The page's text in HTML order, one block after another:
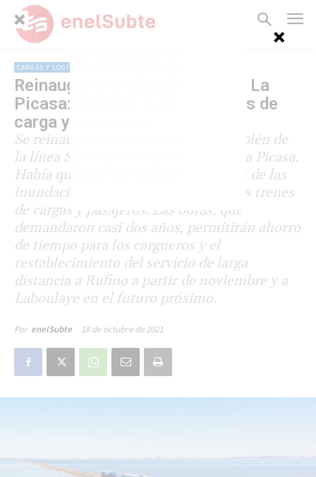
CARGAS Y LOGÍSTICA
Reinauguraron el pedraplén de La
Picasa: volverán a pasar trenes de
carga y pasajeros
Se reinauguró formalmente el pedraplén de
la línea San Martín sobre la laguna La Picasa.
Había quedado intransitable después de las
inundaciones de 2017, afectando a los trenes
de cargas y pasajeros. Las obras, que
demandaron casi dos años, permitirán ahorro
de tiempo para los cargueros y el
restablecimiento del servicio de larga
distancia a Rufino a partir de noviembre y a
Laboulaye en el futuro próximo.
Por enelSubte 18 de octubre de 2021